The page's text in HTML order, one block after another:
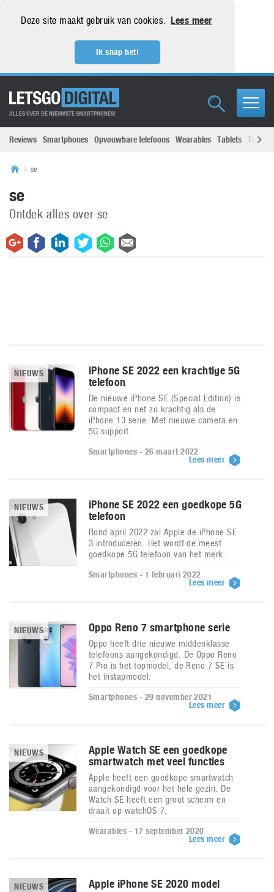
Deze site maakt gebruik van cookies. Lees meer
Ik snap het!
ALLES OVER DE NIEUWSTE SMARTPHONES!
Reviews Smartphones Opvouwbare telefoons Wearables Tablets
se
se
Ontdek alles over se
NIEUWS
iPhone SE 2022 een krachtige 5G
telefoon
De nieuwe iPhone SE (Special Edition) is
compact en net zo krachtig als de
iPhone 13 serie. Met nieuwe camera en
5G support.
Smartphones - 26 maart 2022
Lees meer
NIEUWS
iPhone SE 2022 een goedkope 5G
telefoon
Rond april 2022 zal Apple de iPhone SE
3 introduceren. Het wordt de meest
goedkope 5G telefoon van het merk.
Smartphones - 1 februari 2022
Lees meer
NIEUWS Oppo Reno 7 smartphone serie
Oppo heeft drie nieuwe middenklasse
telefoons aangekondigd. De Oppo Reno
7 Pro is het topmodel, de Reno 7 SE is
het instapmodel.
Smartphones - 29 november 2021
Lees meer
NIEUWS
Apple Watch SE een goedkope
smartwatch met veel functies
Apple heeft een goedkope smartwatch
aangekondigd voor het hele gezin. De
Watch SE heeft een groot scherm en
draait op watchOS 7.
Wearables - 17 september 2020
Lees meer
NIEUWS Apple iPhone SE 2020 model